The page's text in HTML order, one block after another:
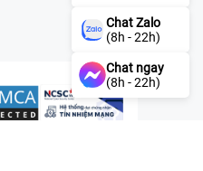
Chat Zalo
(8h - 22h)
Chat ngay
(8h - 22h)